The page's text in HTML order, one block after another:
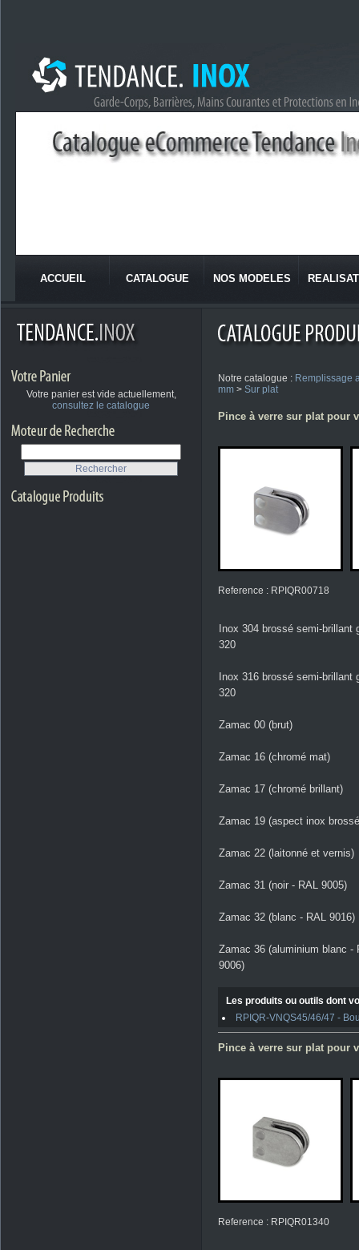
ACCUEIL CATALOGUE NOS MODELES
Votre panier est vide actuellement,
consultez le catalogue
Notre catalogue : Remplissage
mm > Sur plat
Pince à verre sur plat pour
Reference : RPIQR00718
Inox 304 brossé semi-brillant
320
Inox 316 brossé semi-brillant
320
Zamac 00 (brut)
Zamac 16 (chromé mat)
Zamac 17 (chromé brillant)
Zamac 19 (aspect inox
Zamac 22 (laitonné et vernis)
Zamac 31 (noir - RAL 9005)
Zamac 32 (blanc - RAL 9016)
Zamac 36 (aluminium blanc -
9006)
Les produits ou outils dont
RPIQR-VNQS45/46/47 -
Pince à verre sur plat pour
Reference : RPIQR01340